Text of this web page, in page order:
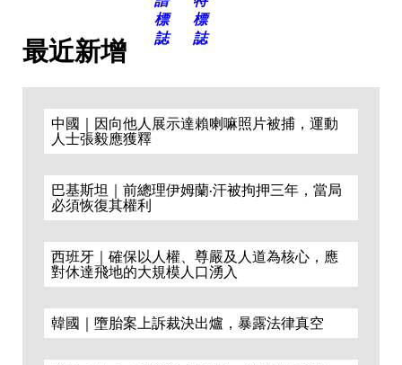
最近新增
中國｜因向他人展示達賴喇嘛照片被捕，運動
人士張毅應獲釋
巴基斯坦｜前總理伊姆蘭·汗被拘押三年，當局
必須恢復其權利
西班牙｜確保以人權、尊嚴及人道為核心，應
對休達飛地的大規模人口湧入
韓國｜墮胎案上訴裁決出爐，暴露法律真空